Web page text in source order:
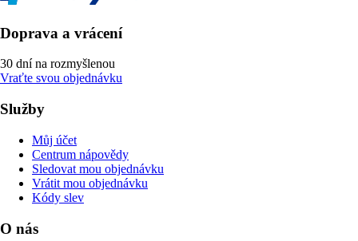
Doprava a vrácení
30 dní na rozmyšlenou
Vraťte svou objednávku
Služby
Můj účet
Centrum nápovědy
Sledovat mou objednávku
Vrátit mou objednávku
Kódy slev
O nás